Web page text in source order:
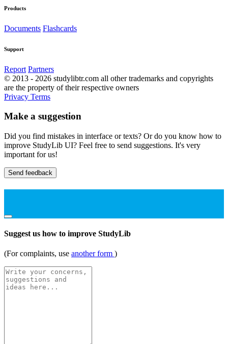
Products
Documents Flashcards
Support
Report Partners
© 2013 - 2026 studylibtr.com all other trademarks and copyrights
are the property of their respective owners
Privacy Terms
Make a suggestion
Did you find mistakes in interface or texts? Or do you know how to
improve StudyLib UI? Feel free to send suggestions. It's very
important for us!
Send feedback
Suggest us how to improve StudyLib
(For complaints, use another form )